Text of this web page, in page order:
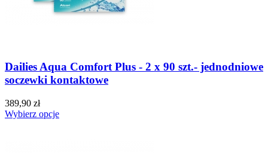
Dailies Aqua Comfort Plus - 2 x 90 szt.- jednodniowe
soczewki kontaktowe
389,90 zł
Wybierz opcje